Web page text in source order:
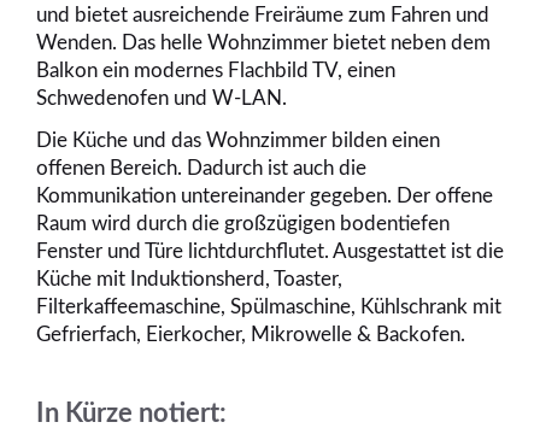
und bietet ausreichende Freiräume zum Fahren und
Wenden. Das helle Wohnzimmer bietet neben dem
Balkon ein modernes Flachbild TV, einen
Schwedenofen und W-LAN.
Die Küche und das Wohnzimmer bilden einen
offenen Bereich. Dadurch ist auch die
Kommunikation untereinander gegeben. Der offene
Raum wird durch die großzügigen bodentiefen
Fenster und Türe lichtdurchflutet. Ausgestattet ist die
Küche mit Induktionsherd, Toaster,
Filterkaffeemaschine, Spülmaschine, Kühlschrank mit
Gefrierfach, Eierkocher, Mikrowelle & Backofen.
In Kürze notiert: